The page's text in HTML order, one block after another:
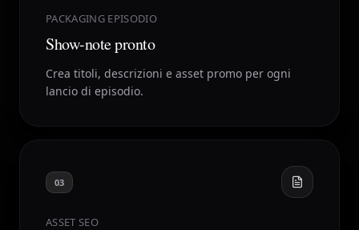
PACKAGING EPISODIO
Show-note pronto
Crea titoli, descrizioni e asset promo per ogni
lancio di episodio.
03
ASSET SEO